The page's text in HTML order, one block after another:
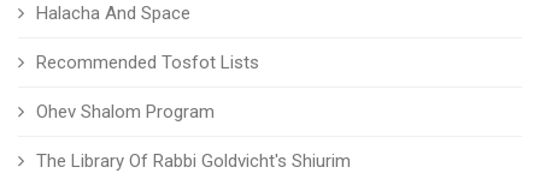
Halacha And Space
Recommended Tosfot Lists
Ohev Shalom Program
The Library Of Rabbi Goldvicht's Shiurim